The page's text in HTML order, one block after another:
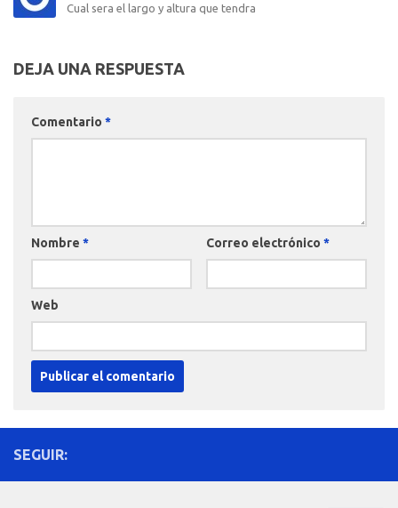
Cual sera el largo y altura que tendra
DEJA UNA RESPUESTA
Comentario *
Nombre * Correo electrónico *
Web
SEGUIR: